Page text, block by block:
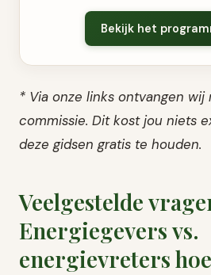
Bekijk het
* Via onze links ontvangen wij
commissie. Dit kost jou niets
deze gidsen gratis te houden.
Veelgestelde
Energiegevers vs.
energievreters